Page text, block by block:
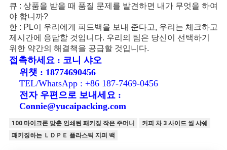
큐 : 상품을 받을 때 품질 문제를 발견하면 내가 무엇을 하여
야 합니까?
한 : PL이 우리에게 피드백을 보내 준다고, 우리는 체크하고
제시간에 응답할 것입니다. 우리의 팀은 당신이 선택하기
위한 약간의 해결책을 공급할 것입니다.
접촉하세요 : 코니 샤오
위챗 : 18774690456
TEL/WhatsApp : +86 187-7469-0456
전자 우편으로 보내세요 :
Connie@yucaipacking.com
100 마이크론 맞춘 인쇄된 패키징 작은 주머니
커피 차 3 사이드 씰 샤쉐
패키징하는 ＬＤＰＥ 플라스틱 지퍼 백